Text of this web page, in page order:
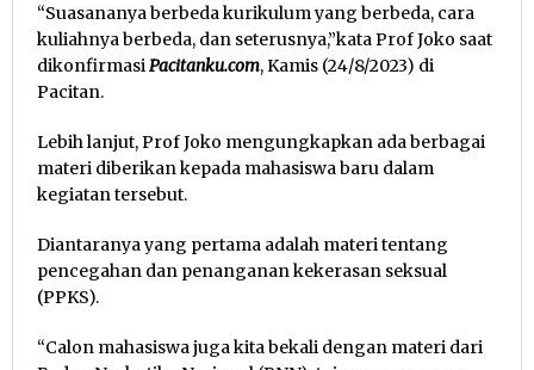
“Suasananya berbeda kurikulum yang berbeda, cara
kuliahnya berbeda, dan seterusnya,”kata Prof Joko saat
dikonfirmasiPacitanku.com, Kamis (24/8/2023) di
Pacitan.
Lebih lanjut, Prof Joko mengungkapkan ada berbagai
materi diberikan kepada mahasiswa baru dalam
kegiatan tersebut.
Diantaranya yang pertama adalah materi tentang
pencegahan dan penanganan kekerasan seksual
(PPKS).
“Calon mahasiswa juga kita bekali dengan materi dari